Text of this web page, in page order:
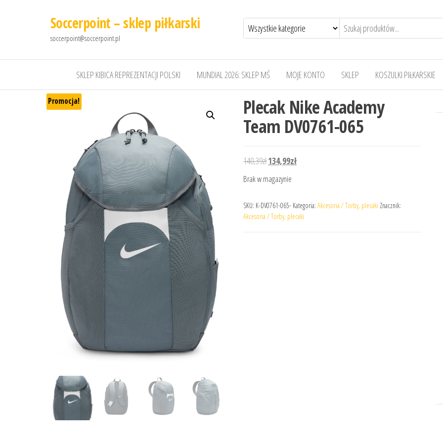
Soccerpoint – sklep piłkarski
soccerpoint@soccerpoint.pl
SKLEP KIBICA REPREZENTACJI POLSKI MUNDIAL 2026: SKLEP MŚ MOJE KONTO SKLEP KOSZULKI PIŁKARSKIE
Promocja! Plecak Nike Academy
Team DV0761-065
140,39złPierwotna cena wynosiła: 140,39zł.
134,99złAktualna cena wynosi: 134,99zł.
Brak w magazynie
SKU: K-DV0761-065- Kategoria: Akcesoria / Torby, plecaki Znacznik:
Akcesoria / Torby, plecaki